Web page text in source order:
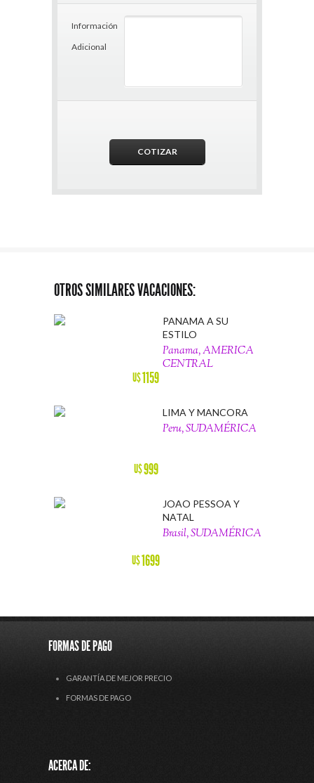
Información
Adicional
OTROS SIMILARES VACACIONES:
U$1159
PANAMA A SU
ESTILO
Panama, AMERICA
CENTRAL
U$999
LIMA Y MANCORA
Peru, SUDAMÉRICA
U$1699
JOAO PESSOA Y
NATAL
Brasil, SUDAMÉRICA
FORMAS DE PAGO
GARANTÍA DE MEJOR PRECIO
FORMAS DE PAGO
ACERCA DE: